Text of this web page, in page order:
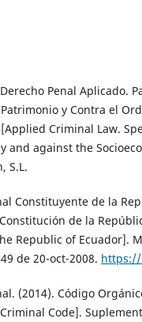
Penal Aplicado.
y Contra el
Criminal Law.
and against the
S.L.
Constituyente de la
de la
Republic of Ecuador].
de 20-oct-2008.
(2014). Código
Code].